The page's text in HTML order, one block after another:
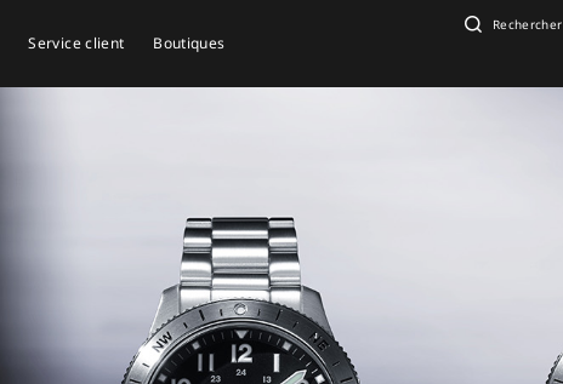
Service client Boutiques
Rechercher